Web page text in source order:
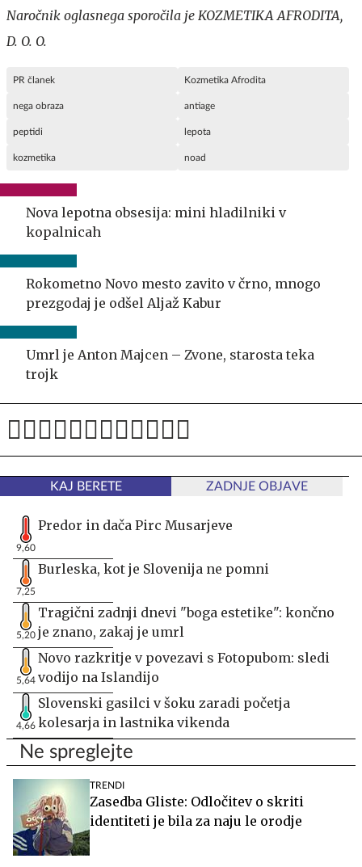
Naročnik oglasnega sporočila je KOZMETIKA AFRODITA,
D. O. O.
PR članek Kozmetika Afrodita
nega obraza antiage
peptidi lepota
kozmetika noad
Nova lepotna obsesija: mini hladilniki v
kopalnicah
Rokometno Novo mesto zavito v črno, mnogo
prezgodaj je odšel Aljaž Kabur
Umrl je Anton Majcen – Zvone, starosta teka
trojk
KAJ BERETE ZADNJE OBJAVE
9,60
Predor in dača Pirc Musarjeve
7,25
Burleska, kot je Slovenija ne pomni
5,20
Tragični zadnji dnevi "boga estetike": končno
je znano, zakaj je umrl
5,64
Novo razkritje v povezavi s Fotopubom: sledi
vodijo na Islandijo
4,66
Slovenski gasilci v šoku zaradi početja
kolesarja in lastnika vikenda
Ne spreglejte
TRENDI
Zasedba Gliste: Odločitev o skriti
identiteti je bila za naju le orodje